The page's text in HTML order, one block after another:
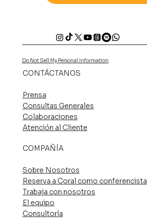
COMPAÑÍA
Sobre Nosotros
Reserva a Coral como conferencista
Trabaja con nosotros
El equipo
Consultoría
CONTÁCTANOS
Prensa
Consultas Generales
Colaboraciones
Atención al Cliente
Do Not Sell My Personal Information